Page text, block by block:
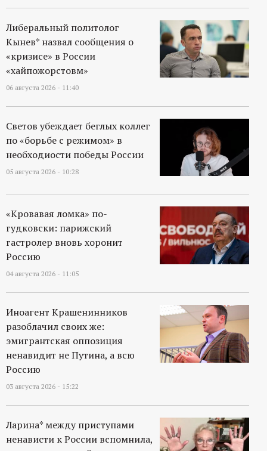
л
Либеральный политолог
Кынев* назвал сообщения о
«кризисе» в России
«хайпожорстовм»
06 августа 2026 - 11:40
Светов убеждает беглых коллег
по «борьбе с режимом» в
необходиости победы России
05 августа 2026 - 10:28
«Кровавая ломка» по-
гудковски: парижский
гастролер вновь хоронит
Россию
04 августа 2026 - 11:05
Иноагент Крашенинников
разоблачил своих же:
эмигрантская оппозиция
ненавидит не Путина, а всю
Россию
03 августа 2026 - 15:22
Ларина* между приступами
ненависти к России вспомнила,